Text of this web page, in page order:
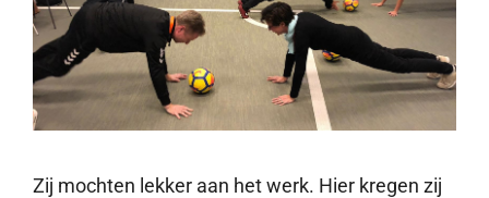
Zij mochten lekker aan het werk. Hier kregen zij